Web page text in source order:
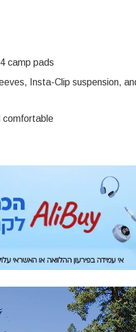
camp pads
Insta-Clip suspension,
comfortable